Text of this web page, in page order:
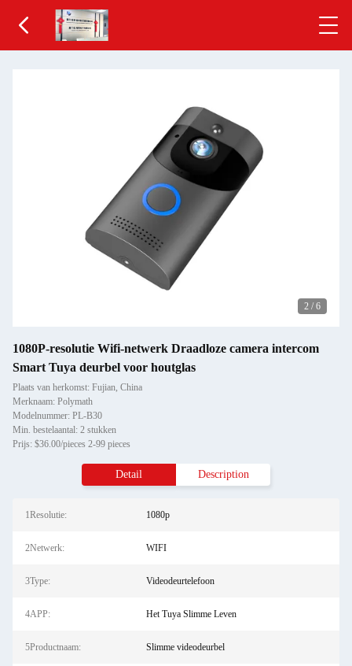
2 / 6
1080P-resolutie Wifi-netwerk Draadloze camera intercom
Smart Tuya deurbel voor houtglas
Plaats van herkomst: Fujian, China
Merknaam: Polymath
Modelnummer: PL-B30
Min. bestelaantal: 2 stukken
Prijs: $36.00/pieces 2-99 pieces
Detail Description
1Resolutie: 1080p
2Netwerk: WIFI
3Type: Videodeurtelefoon
4APP: Het Tuya Slimme Leven
5Productnaam: Slimme videodeurbel